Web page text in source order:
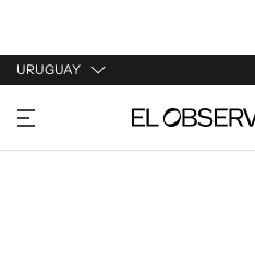
URUGUAY
URUGUAY
ARGENTINA